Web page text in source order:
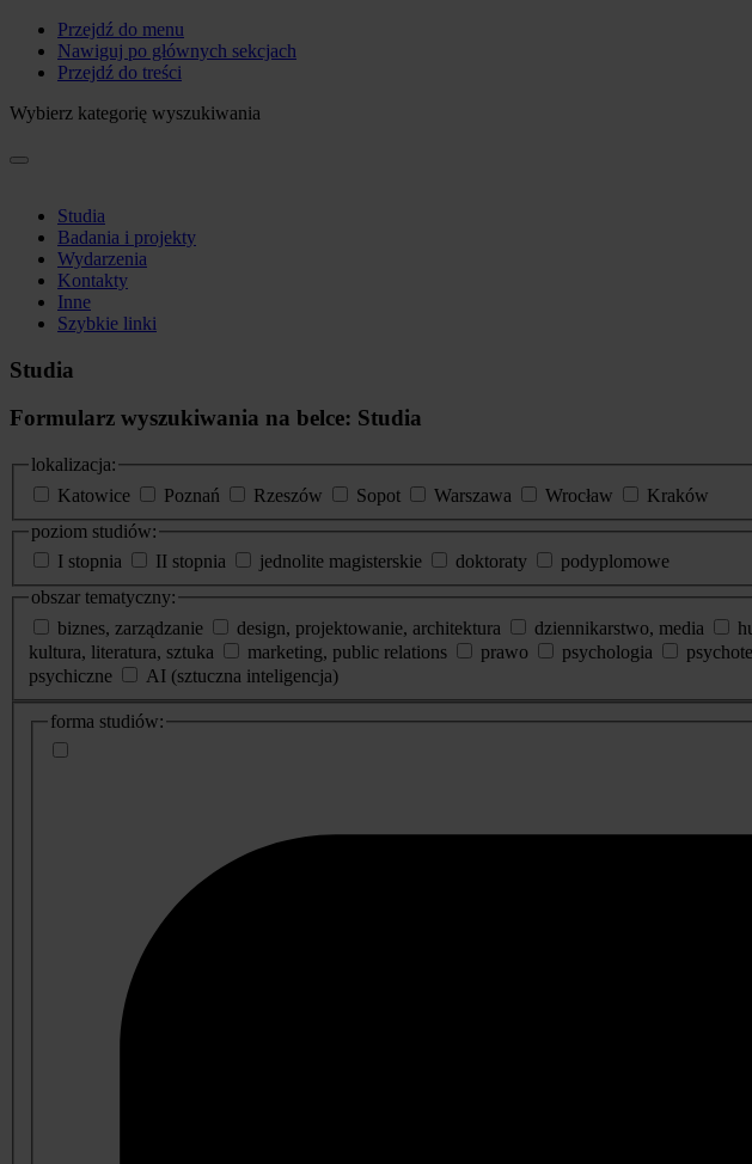
Przejdź do menu
Nawiguj po głównych sekcjach
Przejdź do treści
Wybierz kategorię wyszukiwania
Studia
Badania i projekty
Wydarzenia
Kontakty
Inne
Szybkie linki
Studia
Formularz wyszukiwania na belce: Studia
lokalizacja:
Katowice
Poznań Rzeszów Sopot Warszawa Wrocław
Kraków
poziom studiów:
I stopnia
II stopnia jednolite magisterskie doktoraty
podyplomowe
obszar tematyczny:
biznes, zarządzanie
design, projektowanie, architektura dziennikarstwo, media
kultura, literatura, sztuka
marketing, public relations prawo psychologia
psychiczne
AI (sztuczna inteligencja)
dodatkowe
informacje
forma studiów: